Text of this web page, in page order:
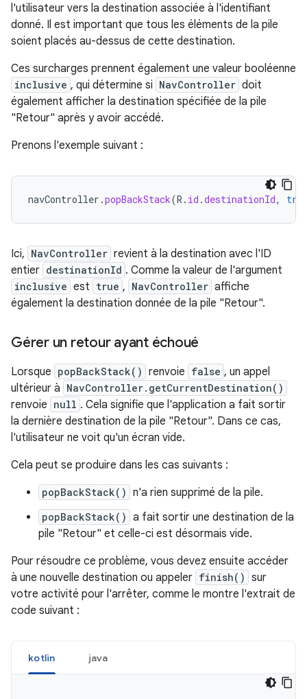
l'utilisateur vers la destination associée à l'identifiant
donné. Il est important que tous les éléments de la pile
soient placés au-dessus de cette destination.
Ces surcharges prennent également une valeur booléenne
inclusive , qui détermine si NavController doit
également afficher la destination spécifiée de la pile
"Retour" après y avoir accédé.
Prenons l'exemple suivant :
navController .popBackStack(R . id .destinationId,
Ici, NavController revient à la destination avec l'ID
entier destinationId . Comme la valeur de l'argument
inclusive est true , NavController affiche
également la destination donnée de la pile "Retour".
Gérer un retour ayant échoué
Lorsque popBackStack() renvoie false , un appel
ultérieur à NavController.getCurrentDestination()
renvoie null . Cela signifie que l'application a fait sortir
la dernière destination de la pile "Retour". Dans ce cas,
l'utilisateur ne voit qu'un écran vide.
Cela peut se produire dans les cas suivants :
popBackStack() n'a rien supprimé de la pile.
popBackStack() a fait sortir une destination de la
pile "Retour" et celle-ci est désormais vide.
Pour résoudre ce problème, vous devez ensuite accéder
à une nouvelle destination ou appeler finish() sur
votre activité pour l'arrêter, comme le montre l'extrait de
code suivant :
kotlin java